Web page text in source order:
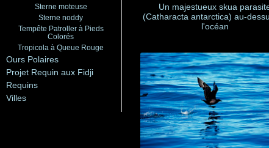
Sterne moteuse
Sterne noddy
Tempête Patroller à Pieds
Colorés
Tropicola à Queue Rouge
Ours Polaires
Projet Requin aux Fidji
Requins
Villes
Un majestueux skua
(Catharacta antarctica) au-
l'océan